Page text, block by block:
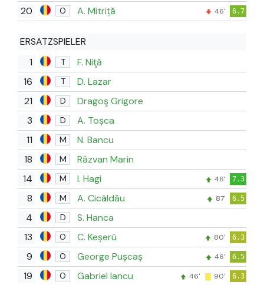
20 O A. Mitriță 46' 6.7
ERSATZSPIELER
1
T
F. Niţă
16
T
D. Lazar
21
D
Dragoş Grigore
3
D
A. Toșca
11
M
N. Bancu
18
M
Răzvan Marin
14
M I. Hagi 46' 7.3
8 M A. Cicâldău 87' 6.5
4 D
S. Hanca
13
O C. Keșerü 80' 6.3
9 O George Pușcaș 46' 6.5
19 O Gabriel Iancu 46' 90' 6.3